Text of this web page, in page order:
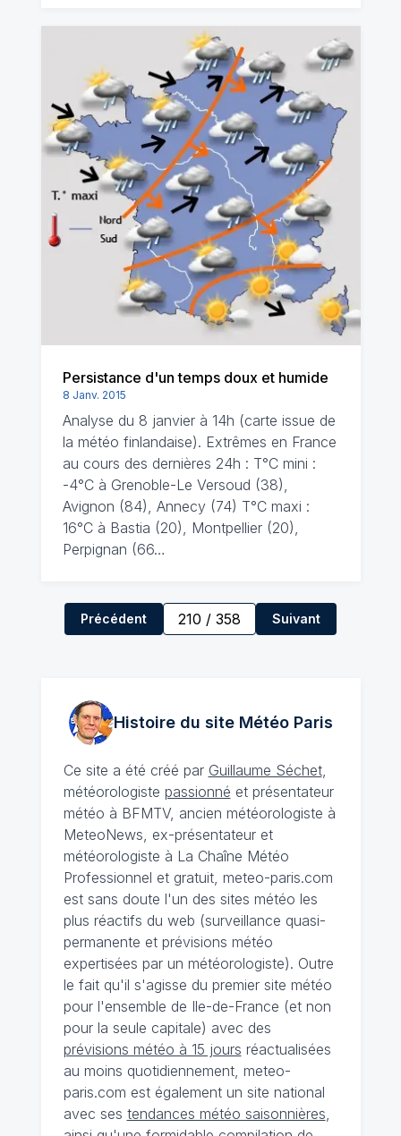
Persistance d'un temps doux et humide
8 Janv. 2015
Analyse du 8 janvier à 14h (carte issue de
la météo finlandaise). Extrêmes en France
au cours des dernières 24h : T°C mini :
-4°C à Grenoble-Le Versoud (38),
Avignon (84), Annecy (74) T°C maxi :
16°C à Bastia (20), Montpellier (20),
Perpignan (66…
Précédent 210 / 358 Suivant
Histoire du site MétéoParis
Ce site a été créé par Guillaume Séchet,
météorologiste passionné et présentateur
météo à BFMTV, ancien météorologiste à
MeteoNews, ex-présentateur et
météorologiste à La Chaîne Météo
Professionnel et gratuit, meteo-paris.com
est sans doute l'un des sites météo les
plus réactifs du web (surveillance quasi-
permanente et prévisions météo
expertisées par un météorologiste). Outre
le fait qu'il s'agisse du premier site météo
pour l'ensemble de Ile-de-France (et non
pour la seule capitale) avec des
prévisions météo à 15 jours réactualisées
au moins quotidiennement, meteo-
paris.com est également un site national
avec ses tendances météo saisonnières,